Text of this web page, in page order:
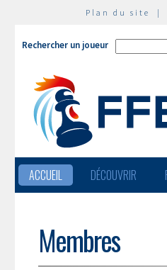
Plan du site |
Rechercher un joueur
ACCUEIL DÉCOUVRIR
Membres